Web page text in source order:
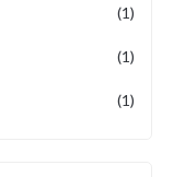
(1)
(1)
(1)